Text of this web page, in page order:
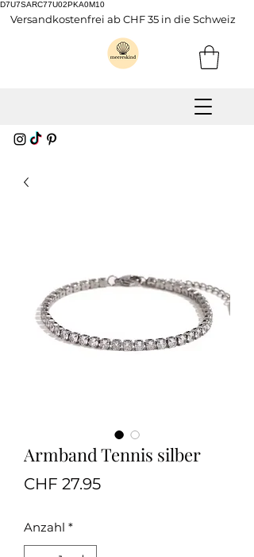
D7U7SARC77U02PKA0M10
Versandkostenfrei ab CHF 35 in die Schweiz
Armband Tennis silber
CHF 27.95Preis
Anzahl *